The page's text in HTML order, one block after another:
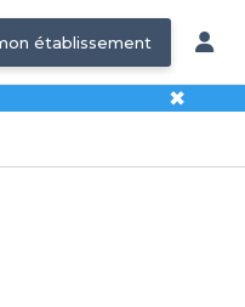
établissement
✖